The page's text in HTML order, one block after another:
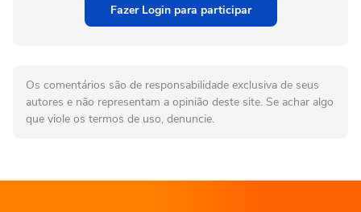
Fazer Login para participar
Os comentários são de responsabilidade exclusiva de seus
autores e não representam a opinião deste site. Se achar algo
que viole os termos de uso, denuncie.